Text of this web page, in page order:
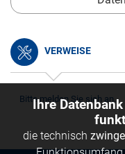
VERWEISE
Bitte melden Sie sich an.
Ihre
die technisch